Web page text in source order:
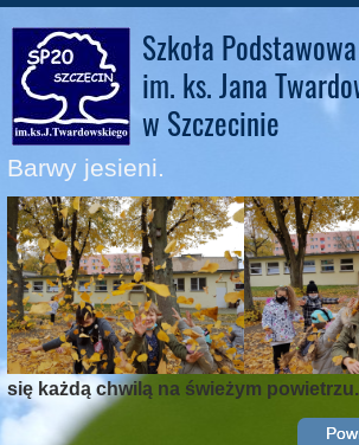
Szkoła
im. ks. Jana
w Szczecinie
Barwy jesieni.
się każdą chwilą na świeżym powietrzu.